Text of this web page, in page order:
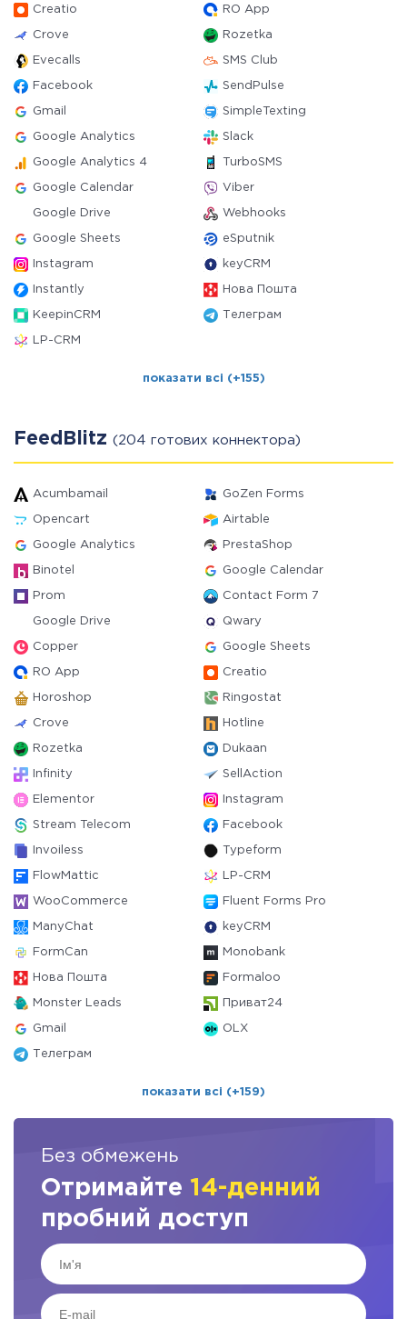
Creatio RO App
Crove Rozetka
Evecalls SMS Club
Facebook SendPulse
Gmail SimpleTexting
Google Analytics Slack
Google Analytics 4 TurboSMS
Google Calendar Viber
Google Drive Webhooks
Google Sheets eSputnik
Instagram keyCRM
Instantly Нова Пошта
KeepinCRM Телеграм
LP-CRM
показати всі (+155)
FeedBlitz (204 готових коннектора)
Acumbamail GoZen Forms
Opencart Airtable
Google Analytics PrestaShop
Binotel Google Calendar
Prom Contact Form 7
Google Drive Qwary
Copper Google Sheets
RO App Creatio
Horoshop Ringostat
Crove Hotline
Rozetka Dukaan
Infinity SellAction
Elementor Instagram
Stream Telecom Facebook
Invoiless Typeform
FlowMattic LP-CRM
WooCommerce Fluent Forms Pro
ManyChat keyCRM
FormCan Monobank
Нова Пошта Formaloo
Monster Leads Приват24
Gmail OLX
Телеграм
показати всі (+159)
Без обмежень
Отримайте 14-денний
пробний доступ